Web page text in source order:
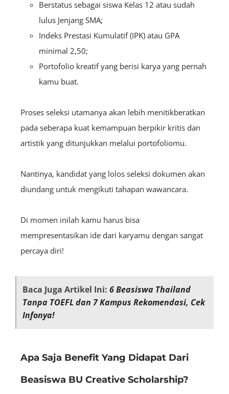
Berstatus sebagai siswa Kelas 12 atau sudah
lulus Jenjang SMA;
Indeks Prestasi Kumulatif (IPK) atau GPA
minimal 2,50;
Portofolio kreatif yang berisi karya yang pernah
kamu buat.
Proses seleksi utamanya akan lebih menitikberatkan
pada seberapa kuat kemampuan berpikir kritis dan
artistik yang ditunjukkan melalui portofoliomu.
Nantinya, kandidat yang lolos seleksi dokumen akan
diundang untuk mengikuti tahapan wawancara.
Di momen inilah kamu harus bisa
mempresentasikan ide dari karyamu dengan sangat
percaya diri!
Baca Juga Artikel Ini: 6 Beasiswa Thailand
Tanpa TOEFL dan 7 Kampus Rekomendasi, Cek
Infonya!
Apa Saja Benefit Yang Didapat Dari
Beasiswa BU Creative Scholarship?